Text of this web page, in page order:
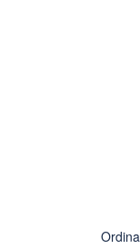
Ordina